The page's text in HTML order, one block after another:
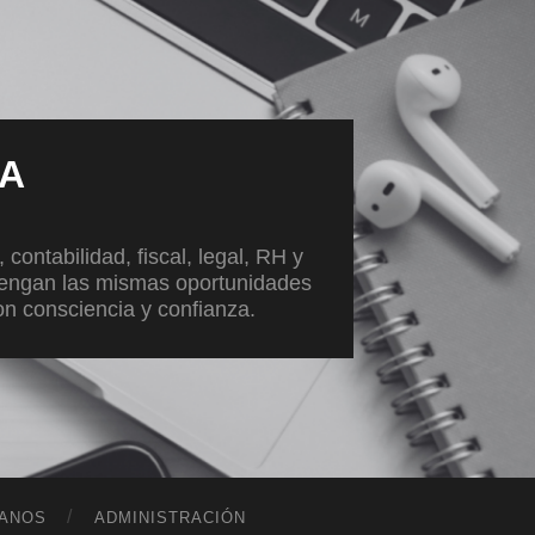
contabilidad, fiscal, legal, RH y
las mismas oportunidades
consciencia y confianza.
ADMINISTRACIÓN